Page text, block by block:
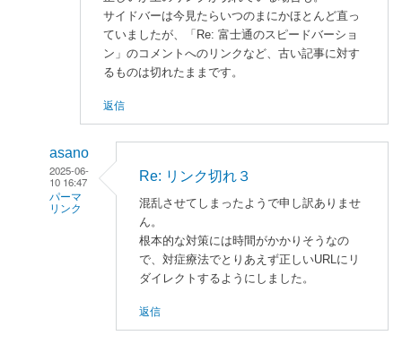
サイドバーは今見たらいつのまにかほとんど直っ
ていましたが、「Re: 富士通のスピードバーショ
ン」のコメントへのリンクなど、古い記事に対す
るものは切れたままです。
返信
asano
2025-06-
10 16:47
パーマ
リンク
Re: リンク切れ３
混乱させてしまったようで申し訳ありませ
ん。
根本的な対策には時間がかかりそうなの
で、対症療法でとりあえず正しいURLにリ
ダイレクトするようにしました。
返信